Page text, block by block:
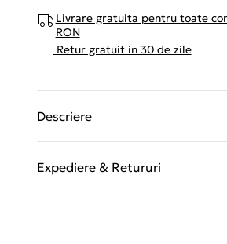
Livrare gratuita pentru toate
RON
Retur gratuit in 30 de zile
Descriere
Expediere & Retururi